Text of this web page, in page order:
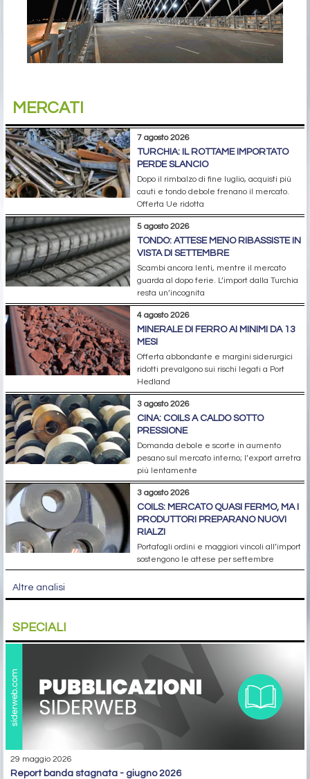
MERCATI
7 agosto 2026
TURCHIA: IL ROTTAME IMPORTATO
PERDE SLANCIO
Dopo il rimbalzo di fine luglio, acquisti più
cauti e tondo debole frenano il mercato.
Offerta Ue ridotta
5 agosto 2026
TONDO: ATTESE MENO RIBASSISTE IN
VISTA DI SETTEMBRE
Scambi ancora lenti, mentre il mercato
guarda al dopo ferie. L’import dalla Turchia
resta un’incognita
4 agosto 2026
MINERALE DI FERRO AI MINIMI DA 13
MESI
Offerta abbondante e margini siderurgici
ridotti prevalgono sui rischi legati a Port
Hedland
3 agosto 2026
CINA: COILS A CALDO SOTTO
PRESSIONE
Domanda debole e scorte in aumento
pesano sul mercato interno; l’export arretra
più lentamente
3 agosto 2026
COILS: MERCATO QUASI FERMO, MA I
PRODUTTORI PREPARANO NUOVI
RIALZI
Portafogli ordini e maggiori vincoli all’import
sostengono le attese per settembre
Altre analisi
SPECIALI
29 maggio 2026
report banda stagnata - giugno 2026